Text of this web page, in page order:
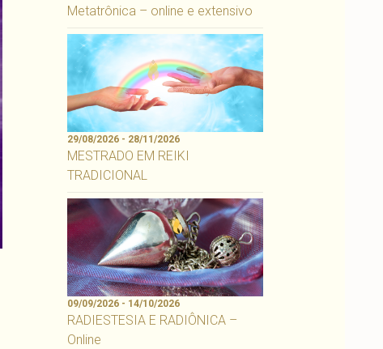
Metatrônica – online e extensivo
29/08/2026 - 28/11/2026
MESTRADO EM REIKI
TRADICIONAL
09/09/2026 - 14/10/2026
RADIESTESIA E RADIÔNICA –
Online